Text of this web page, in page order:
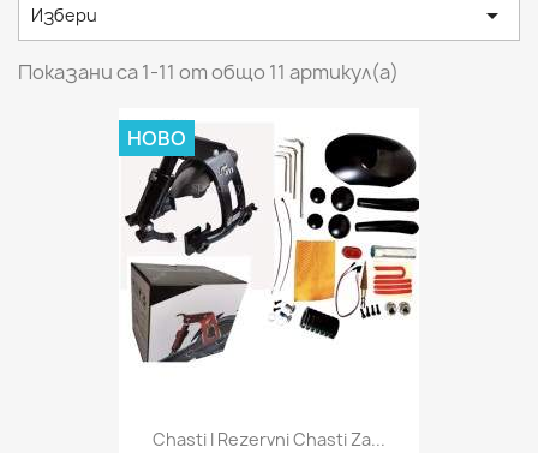
Избери 
Показани са 1-11 от общо 11 артикул(а)
Chasti I Rezervni Chasti Za...
НОВО